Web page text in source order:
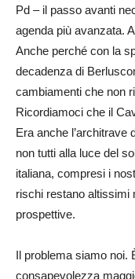
Pd – il passo avanti
agenda più avanzata.
Anche perché con la
decadenza di
cambiamenti che non
Ricordiamoci che il
Era anche l’architrave
non tutti alla luce del
italiana, compresi i
rischi restano altissimi
prospettive.
Il problema siamo noi.
consapevolezza